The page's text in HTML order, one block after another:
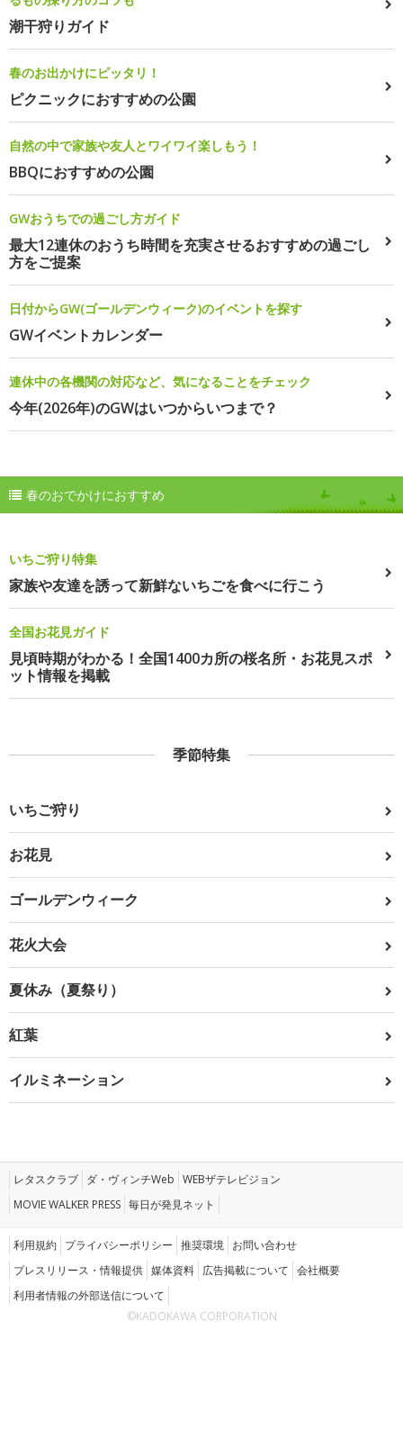
潮干狩りガイド
春のお出かけにピッタリ！
ピクニックにおすすめの公園
自然の中で家族や友人とワイワイ楽しもう！
BBQにおすすめの公園
GWおうちでの過ごし方ガイド
最大12連休のおうち時間を充実させるおすすめの過ごし
方をご提案
日付からGW(ゴールデンウィーク)のイベントを探す
GWイベントカレンダー
連休中の各機関の対応など、気になることをチェック
今年(2026年)のGWはいつからいつまで？
春のおでかけにおすすめ
いちご狩り特集
家族や友達を誘って新鮮ないちごを食べに行こう
全国お花見ガイド
見頃時期がわかる！全国1400カ所の桜名所・お花見スポ
ット情報を掲載
季節特集
いちご狩り
お花見
ゴールデンウィーク
花火大会
夏休み（夏祭り）
紅葉
イルミネーション
レタスクラブ ダ・ヴィンチWeb WEBザテレビジョン
MOVIE WALKER PRESS 毎日が発見ネット
利用規約 プライバシーポリシー 推奨環境 お問い合わせ
プレスリリース・情報提供 媒体資料 広告掲載について 会社概要
利用者情報の外部送信について
©KADOKAWA CORPORATION